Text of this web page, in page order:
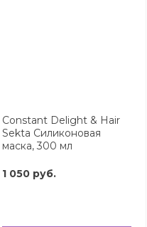
Constant Delight & Hair
Sekta Силиконовая
маска, 300 мл
1 050 руб.